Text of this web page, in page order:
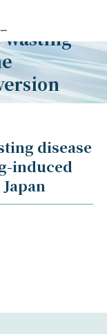
disease
induced